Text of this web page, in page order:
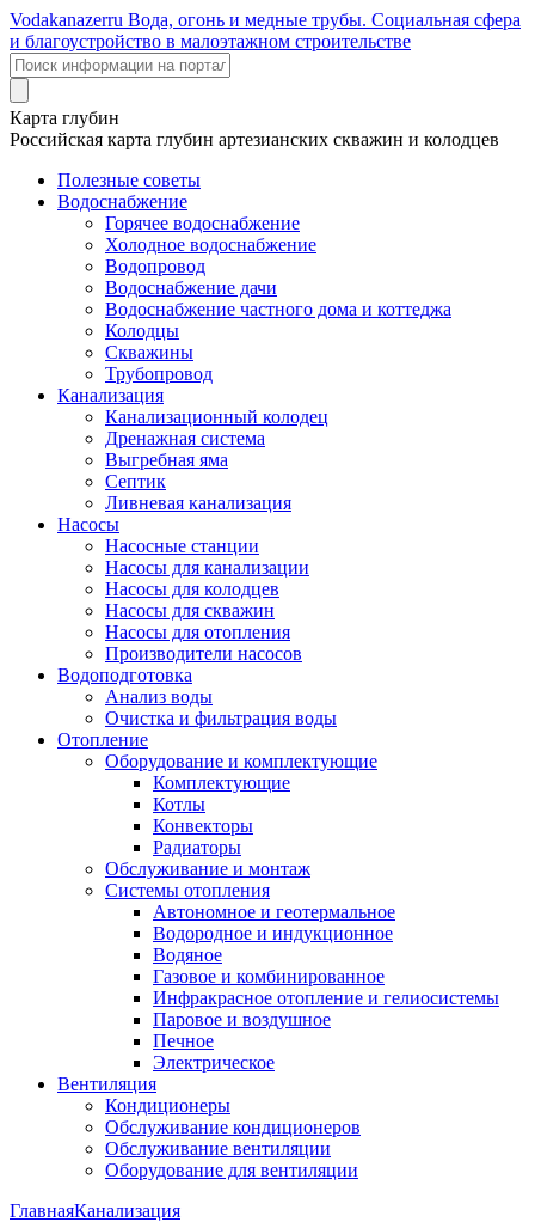
Vodakanazerru Вода, огонь и медные трубы. Социальная сфера
и благоустройство в малоэтажном строительстве
Карта глубин
Российская карта глубин артезианских скважин и колодцев
Полезные советы
Водоснабжение
Горячее водоснабжение
Холодное водоснабжение
Водопровод
Водоснабжение дачи
Водоснабжение частного дома и коттеджа
Колодцы
Скважины
Трубопровод
Канализация
Канализационный колодец
Дренажная система
Выгребная яма
Септик
Ливневая канализация
Насосы
Насосные станции
Насосы для канализации
Насосы для колодцев
Насосы для скважин
Насосы для отопления
Производители насосов
Водоподготовка
Анализ воды
Очистка и фильтрация воды
Отопление
Оборудование и комплектующие
Комплектующие
Котлы
Конвекторы
Радиаторы
Обслуживание и монтаж
Системы отопления
Автономное и геотермальное
Водородное и индукционное
Водяное
Газовое и комбинированное
Инфракрасное отопление и гелиосистемы
Паровое и воздушное
Печное
Электрическое
Вентиляция
Кондиционеры
Обслуживание кондиционеров
Обслуживание вентиляции
Оборудование для вентиляции
ГлавнаяКанализация